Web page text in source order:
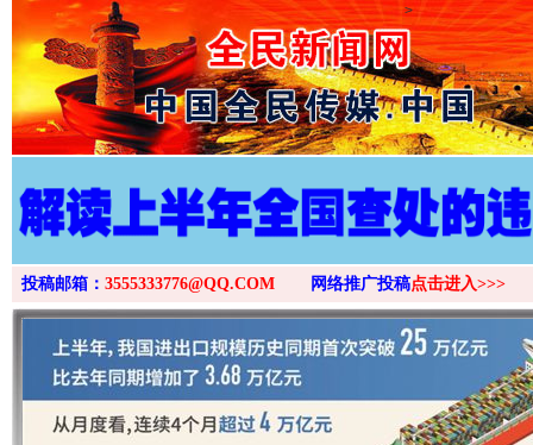
>
投稿邮箱： 3555333776@QQ.COM 网络推广投稿点击进入>>>